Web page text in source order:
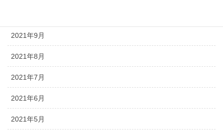
2021年9月
2021年8月
2021年7月
2021年6月
2021年5月